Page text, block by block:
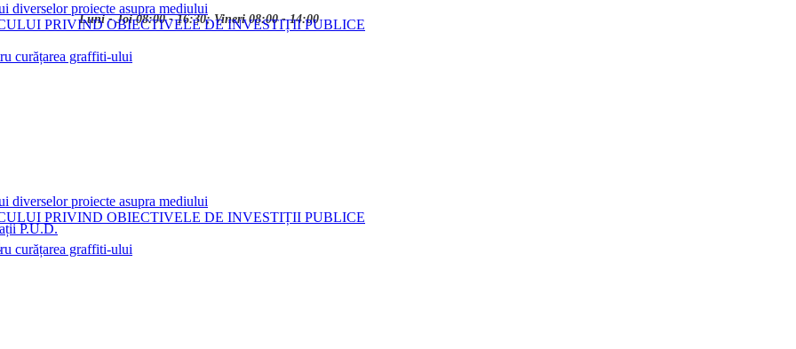
P.U.D.
Luni - Joi 08:00 - 16:30; Vineri 08:00 - 14:00
diverselor proiecte asupra mediului
PRIVIND OBIECTIVELE DE INVESTIȚII PUBLICE
curățarea graffiti-ului
diverselor proiecte asupra mediului
PRIVIND OBIECTIVELE DE INVESTIȚII PUBLICE
curățarea graffiti-ului